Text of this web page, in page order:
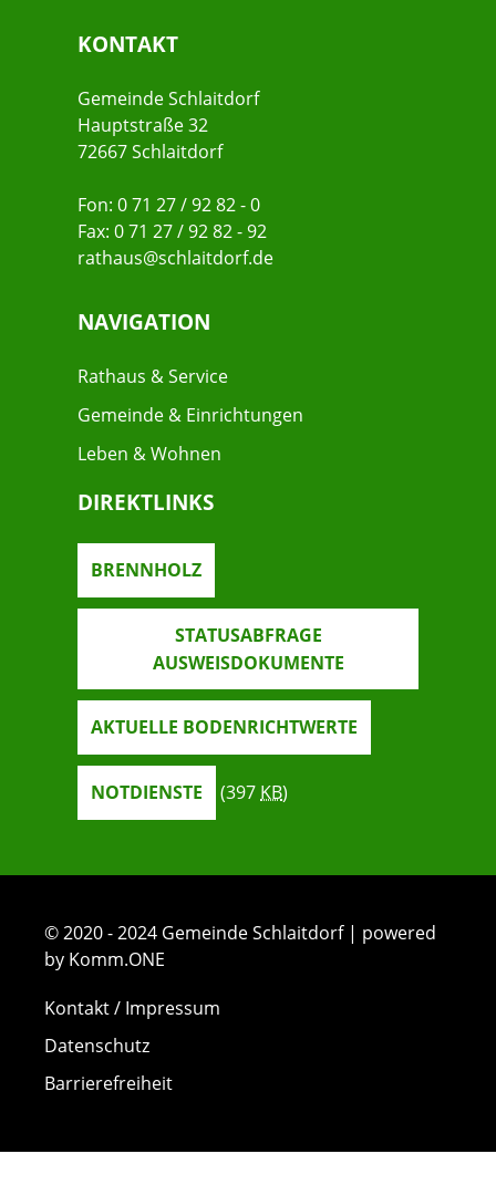
KONTAKT
Gemeinde Schlaitdorf
Hauptstraße 32
72667 Schlaitdorf
Fon: 0 71 27 / 92 82 - 0
Fax: 0 71 27 / 92 82 - 92
rathaus@schlaitdorf.de
NAVIGATION
Rathaus & Service
Gemeinde & Einrichtungen
Leben & Wohnen
DIREKTLINKS
BRENNHOLZ
STATUSABFRAGE
AUSWEISDOKUMENTE
AKTUELLE BODENRICHTWERTE
NOTDIENSTE (397 KB)
© 2020 - 2024 Gemeinde Schlaitdorf | powered
by Komm.ONE
Kontakt / Impressum
Datenschutz
Barrierefreiheit